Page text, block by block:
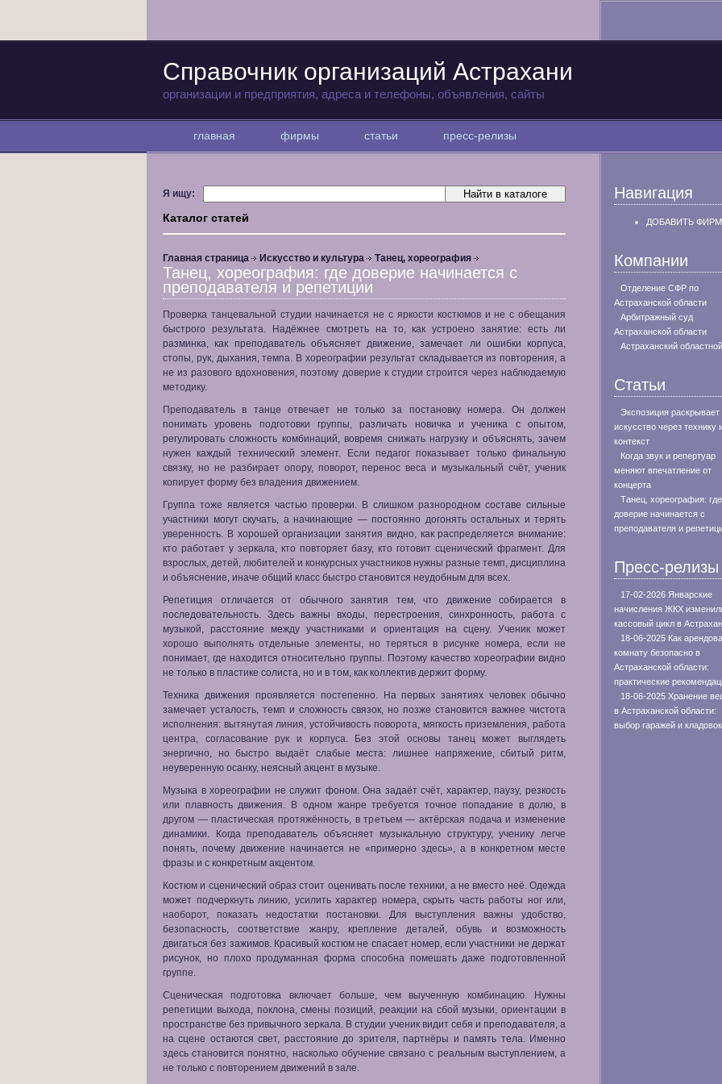
Справочник организаций Астрахани
организации и предприятия, адреса и телефоны, объявления, сайты
главная фирмы статьи пресс-релизы
Я ищу:
Каталог статей
Главная страница Искусство и культура Танец, хореография
Танец, хореография: где доверие начинается с
преподавателя и репетиции
Проверка танцевальной студии начинается не с яркости костюмов и не с обещания
быстрого результата. Надёжнее смотреть на то, как устроено занятие: есть ли
разминка, как преподаватель объясняет движение, замечает ли ошибки корпуса,
стопы, рук, дыхания, темпа. В хореографии результат складывается из повторения, а
не из разового вдохновения, поэтому доверие к студии строится через наблюдаемую
методику.
Преподаватель в танце отвечает не только за постановку номера. Он должен
понимать уровень подготовки группы, различать новичка и ученика с опытом,
регулировать сложность комбинаций, вовремя снижать нагрузку и объяснять, зачем
нужен каждый технический элемент. Если педагог показывает только финальную
связку, но не разбирает опору, поворот, перенос веса и музыкальный счёт, ученик
копирует форму без владения движением.
Группа тоже является частью проверки. В слишком разнородном составе сильные
участники могут скучать, а начинающие — постоянно догонять остальных и терять
уверенность. В хорошей организации занятия видно, как распределяется внимание:
кто работает у зеркала, кто повторяет базу, кто готовит сценический фрагмент. Для
взрослых, детей, любителей и конкурсных участников нужны разные темп, дисциплина
и объяснение, иначе общий класс быстро становится неудобным для всех.
Репетиция отличается от обычного занятия тем, что движение собирается в
последовательность. Здесь важны входы, перестроения, синхронность, работа с
музыкой, расстояние между участниками и ориентация на сцену. Ученик может
хорошо выполнять отдельные элементы, но теряться в рисунке номера, если не
понимает, где находится относительно группы. Поэтому качество хореографии видно
не только в пластике солиста, но и в том, как коллектив держит форму.
Техника движения проявляется постепенно. На первых занятиях человек обычно
замечает усталость, темп и сложность связок, но позже становится важнее чистота
исполнения: вытянутая линия, устойчивость поворота, мягкость приземления, работа
центра, согласование рук и корпуса. Без этой основы танец может выглядеть
энергично, но быстро выдаёт слабые места: лишнее напряжение, сбитый ритм,
неуверенную осанку, неясный акцент в музыке.
Музыка в хореографии не служит фоном. Она задаёт счёт, характер, паузу, резкость
или плавность движения. В одном жанре требуется точное попадание в долю, в
другом — пластическая протяжённость, в третьем — актёрская подача и изменение
динамики. Когда преподаватель объясняет музыкальную структуру, ученику легче
понять, почему движение начинается не «примерно здесь», а в конкретном месте
фразы и с конкретным акцентом.
Костюм и сценический образ стоит оценивать после техники, а не вместо неё. Одежда
может подчеркнуть линию, усилить характер номера, скрыть часть работы ног или,
наоборот, показать недостатки постановки. Для выступления важны удобство,
безопасность, соответствие жанру, крепление деталей, обувь и возможность
двигаться без зажимов. Красивый костюм не спасает номер, если участники не держат
рисунок, но плохо продуманная форма способна помешать даже подготовленной
группе.
Сценическая подготовка включает больше, чем выученную комбинацию. Нужны
репетиции выхода, поклона, смены позиций, реакции на сбой музыки, ориентации в
пространстве без привычного зеркала. В студии ученик видит себя и преподавателя, а
на сцене остаются свет, расстояние до зрителя, партнёры и память тела. Именно
здесь становится понятно, насколько обучение связано с реальным выступлением, а
не только с повторением движений в зале.
Навигация
ДОБАВИТЬ
Компании
Отделение СФР по
Астраханской области
Арбитражный суд
Астраханской области
Астраханский
Статьи
Экспозиция раскрывает
искусство через технику
контекст
Когда звук и репертуар
меняют впечатление от
концерта
Танец, хореография: где
доверие начинается с
преподавателя и
Пресс-релизы
17-02-2026 Январские
начисления ЖКХ
кассовый цикл в
18-06-2025 Как
комнату безопасно в
Астраханской области:
практические
18-06-2025 Хранение
в Астраханской области:
выбор гаражей и кладовок